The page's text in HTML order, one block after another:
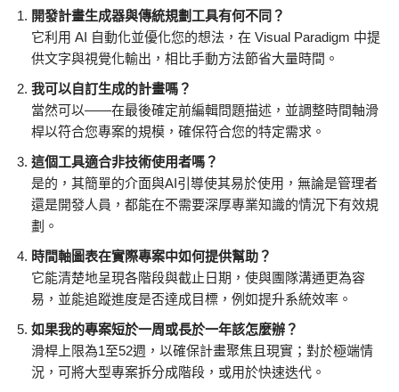
開發計畫生成器與傳統規劃工具有何不同？
它利用 AI 自動化並優化您的想法，在 Visual Paradigm 中提
供文字與視覺化輸出，相比手動方法節省大量時間。
我可以自訂生成的計畫嗎？
當然可以——在最後確定前編輯問題描述，並調整時間軸滑
桿以符合您專案的規模，確保符合您的特定需求。
這個工具適合非技術使用者嗎？
是的，其簡單的介面與AI引導使其易於使用，無論是管理者
還是開發人員，都能在不需要深厚專業知識的情況下有效規
劃。
時間軸圖表在實際專案中如何提供幫助？
它能清楚地呈現各階段與截止日期，使與團隊溝通更為容
易，並能追蹤進度是否達成目標，例如提升系統效率。
如果我的專案短於一周或長於一年該怎麼辦？
滑桿上限為1至52週，以確保計畫聚焦且現實；對於極端情
況，可將大型專案拆分成階段，或用於快速迭代。